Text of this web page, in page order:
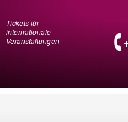
Tickets für
internationale
Veranstaltungen